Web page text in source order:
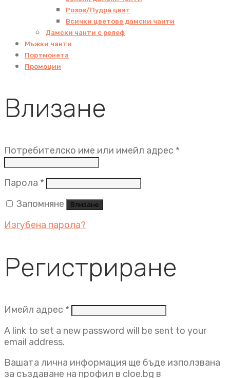
Розов/Пудра цвят
Всички цветове дамски чанти
Дамски чанти с релеф
Мъжки чанти
Портмонета
Промоции
Влизане
Потребителско име или имейл адрес *
Парола * Задължително
Запомняне
Влизане
Изгубена парола?
Регистриране
Имейл адрес * Задължително
A link to set a new password will be sent to your
email address.
Вашата лична информация ще бъде използвана
за създаване на профил в cloe.bg в